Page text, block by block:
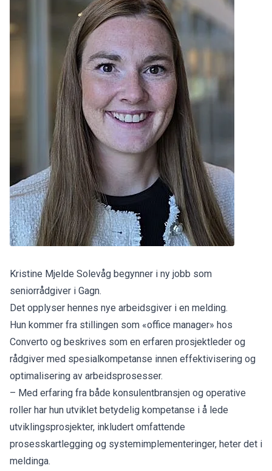
Kristine Mjelde Solevåg begynner i ny jobb som
seniorrådgiver i Gagn.
Det opplyser hennes nye arbeidsgiver i en melding.
Hun kommer fra stillingen som «office manager» hos
Converto og beskrives som en erfaren prosjektleder og
rådgiver med spesialkompetanse innen effektivisering og
optimalisering av arbeidsprosesser.
– Med erfaring fra både konsulentbransjen og operative
roller har hun utviklet betydelig kompetanse i å lede
utviklingsprosjekter, inkludert omfattende
prosesskartlegging og systemimplementeringer, heter det i
meldinga.